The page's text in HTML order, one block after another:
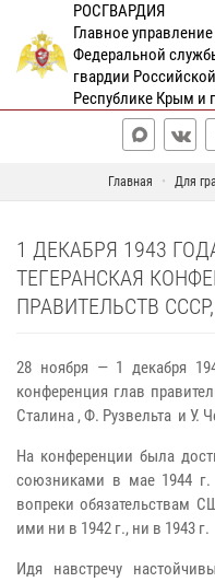
РОСГВАРДИЯ
Главное управление
Федеральной
гвардии
Республике Крым и
Главная Для
1 ДЕКАБРЯ 1943
ТЕГЕРАНСКАЯ
ПРАВИТЕЛЬСТВ
28 ноября — 1 декабря
конференция глав
Сталина , Ф. Рузвельта и У.
На конференции была
союзниками в мае 1944 г.
вопреки обязательствам
ими ни в 1942 г., ни в 1943 г.
Идя навстречу